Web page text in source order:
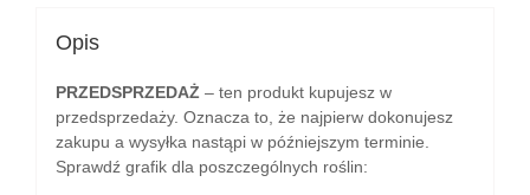
Opis
PRZEDSPRZEDAŻ – ten produkt kupujesz w
przedsprzedaży. Oznacza to, że najpierw dokonujesz
zakupu a wysyłka nastąpi w późniejszym terminie.
Sprawdź grafik dla poszczególnych roślin: